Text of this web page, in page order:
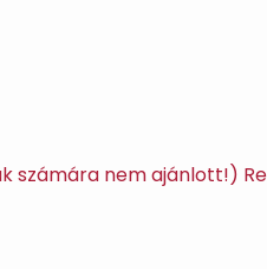
számára nem ajánlott!)